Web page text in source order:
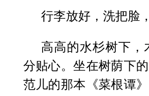
行李放好，洗把脸
高高的水杉树下
分贴心。坐在树荫下
范儿的那本《菜根谭